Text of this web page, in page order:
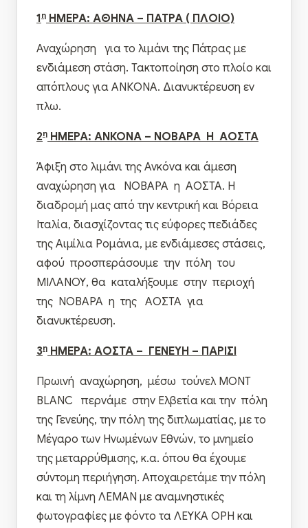
1 η ΗΜΕΡΑ: ΑΘΗΝΑ – ΠΑΤΡΑ ( ΠΛΟΙΟ)
Αναχώρηση για το λιμάνι της Πάτρας με
ενδιάμεση στάση. Τακτοποίηση στο πλοίο και
απόπλους για ΑΝΚΟΝΑ. Διανυκτέρευση εν
πλω.
2η ΗΜΕΡΑ: ΑΝΚΟΝΑ – NOBΑΡΑ Η ΑΟΣΤΑ
Άφιξη στο λιμάνι της Ανκόνα και άμεση
αναχώρηση για NOBAΡΑ η ΑOΣΤΑ. Η
διαδρομή μας από την κεντρική και Βόρεια
Ιταλία, διασχίζοντας τις εύφορες πεδιάδες
της Αιμίλια Ρομάνια, με ενδιάμεσες στάσεις,
αφού προσπεράσουμε την πόλη του
ΜΙΛΑΝΟΥ, θα καταλήξουμε στην περιοχή
της ΝΟΒΑΡΑ η της ΑΟΣΤΑ για
διανυκτέρευση.
3η ΗΜΕΡΑ: ΑΟΣΤΑ – ΓΕΝΕΥΗ – ΠΑΡΙΣΙ
Πρωινή αναχώρηση, μέσω τούνελ MONT
BLANC περνάμε στην Ελβετία και την πόλη
της Γενεύης, την πόλη της διπλωματίας, με το
Μέγαρο των Ηνωμένων Εθνών, το μνημείο
της μεταρρύθμισης, κ.α. όπου θα έχουμε
σύντομη περιήγηση. Αποχαιρετάμε την πόλη
και τη λίμνη ΛΕΜΑΝ με αναμνηστικές
φωτογραφίες με φόντο τα ΛΕΥΚΑ ΟΡΗ και